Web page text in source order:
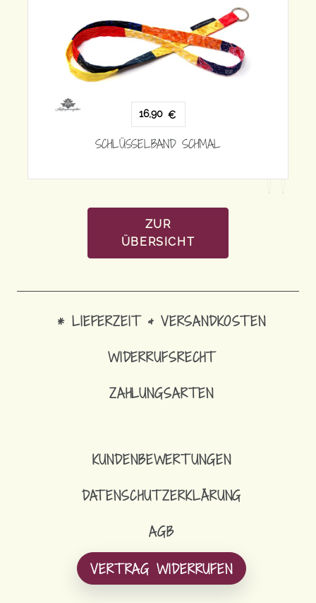
SCHLÜSSELBAND SCHMAL
16,90
ZUR
ÜBERSICHT
* LIEFERZEIT & VERSANDKOSTEN
WIDERRUFSRECHT
ZAHLUNGSARTEN
KUNDENBEWERTUNGEN
DATENSCHUTZERKLÄRUNG
AGB
VERTRAG WIDERRUFEN